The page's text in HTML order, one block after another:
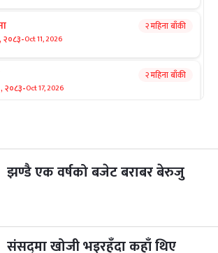
-Oct 11, 2026
२ महिना बाँकी
२०८३-Oct 17, 2026
२ महिना बाँकी
२ महिना बाँकी
२०८३ Oct 21, 2026
झण्डै एक वर्षको बजेट बराबर बेरुजु
संसद्‌मा खोजी भइरहँदा कहाँ थिए